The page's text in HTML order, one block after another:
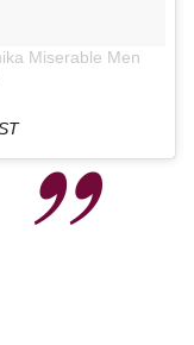
Miserable Men